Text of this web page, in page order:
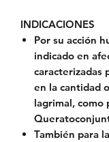
INDICACIONES
Por su acción
indicado en
caracterizadas
en la cantidad
lagrimal, como
También para